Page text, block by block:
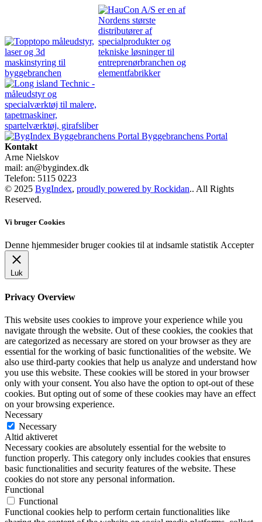
Byggebranchens Portal
Kontakt
Arne Nielskov
mail: an@bygindex.dk
Telefon: 5115 0223
© 2025 BygIndex, proudly powered by Rockidan.. All Rights
Reserved.
Vi bruger Cookies
Denne hjemmesider bruger cookies til at indsamle statistik Accepter
Luk
Privacy Overview
This website uses cookies to improve your experience while you
navigate through the website. Out of these cookies, the cookies that
are categorized as necessary are stored on your browser as they are
essential for the working of basic functionalities of the website. We
also use third-party cookies that help us analyze and understand how
you use this website. These cookies will be stored in your browser
only with your consent. You also have the option to opt-out of these
cookies. But opting out of some of these cookies may have an effect
on your browsing experience.
Necessary
Necessary
Altid aktiveret
Necessary cookies are absolutely essential for the website to
function properly. This category only includes cookies that ensures
basic functionalities and security features of the website. These
cookies do not store any personal information.
Functional
Functional
Functional cookies help to perform certain functionalities like